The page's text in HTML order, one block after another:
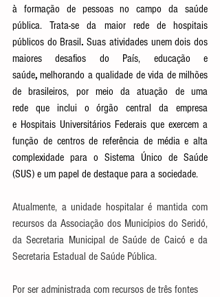
à formação de pessoas no campo da saúde
pública. Trata-se da
maior rede de hospitais
públicos do Brasil. Suas atividades unem dois dos
maiores desafios do País, educação e
saúde, melhorando a qualidade de vida de milhões
de brasileiros, por meio da atuação de uma
rede que inclui o órgão central da empresa
e Hospitais Universitários Federais que exercem a
função de centros de referência de média e alta
complexidade para o Sistema Único de Saúde
(SUS) e um papel de destaque para a sociedade.
Atualmente, a unidade hospitalar é mantida com
recursos da Associação dos Municípios do Seridó,
da Secretaria Municipal de Saúde de Caicó e da
Secretaria Estadual de Saúde Pública.
Por ser administrada com recursos de três fontes